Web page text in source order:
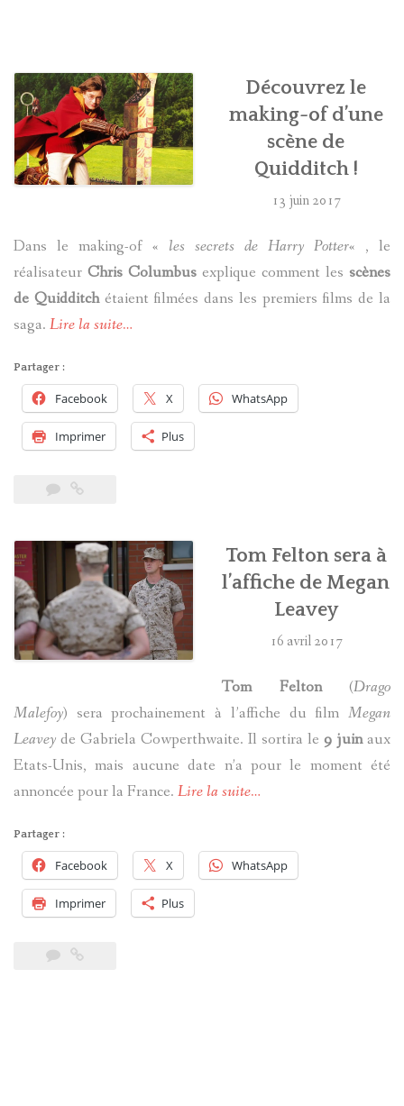
LES ACTEURS
J.K. ROWLING
PRODUITS DÉRIVÉS
Découvrez le
making-of d’une
scène de
Quidditch !
13 juin 2017
Dans le making-of « les secrets de Harry Potter« , le
réalisateur Chris Columbus explique comment les scènes
de Quidditchétaient filmées dans les premiers films de la
saga. Lire la suite…
Partager :
Facebook X WhatsApp
Imprimer Plus
Tom Felton sera à
l’affiche de Megan
Leavey
16 avril 2017
Tom Felton(Drago
Malefoy) sera prochainement à l’affiche du film Megan
Leavey de Gabriela Cowperthwaite. Il sortira le 9 juinaux
Etats-Unis, mais aucune date n’a pour le moment été
annoncée pour la France. Lire la suite…
Partager :
Facebook X WhatsApp
Imprimer Plus